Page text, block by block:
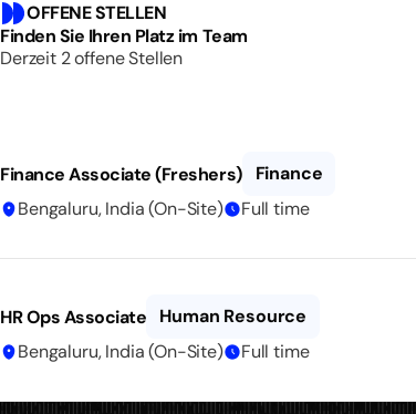
OFFENE STELLEN
Finden Sie Ihren Platz im Team
Derzeit 2 offene Stellen
Finance Associate (Freshers)
Finance
Bengaluru, India (On-Site)
Full time
HR Ops Associate
Human Resource
Bengaluru, India (On-Site)
Full time